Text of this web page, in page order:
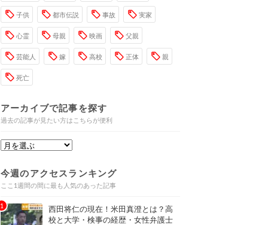
子供 都市伝説 事故 実家
心霊 母親 映画 父親
芸能人 嫁 高校 正体 親
死亡
アーカイブで記事を探す
過去の記事が見たい方はこちらが便利
今週のアクセスランキング
ここ1週間の間に最も人気のあった記事
西田将仁の現在！米田真澄とは？高
校と大学・検事の経歴・女性弁護士